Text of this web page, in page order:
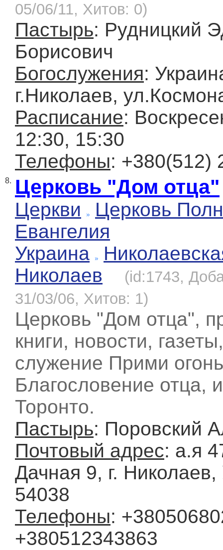
05/06/11, Хитов: 0)
Пастырь: Рудницкий
Борисович
Богослужения:
г.Николаев,
Расписание:
12:30, 15:30
Телефоны: +380(512)
8. Церковь "Дом отца"
Церкви
Церковь
Евангелия
Украина
Николаев
(id:1743,
31/03/06, Хитов: 1)
Церковь "Дом отца",
книги, новости,
служение Прими
Благословение отца,
Торонто.
Пастырь: Поровский
Почтовый адрес: а.я
Дачная 9, г. Николаев,
54038
Телефоны:
+380512343863